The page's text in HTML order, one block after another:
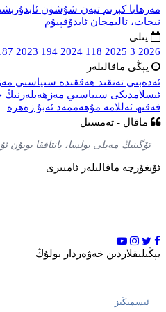
مەرھابا كېرىم تيەن شۇشۈن
نىجات، ئالىمجان ئابدۇقېيۇم
يىلى
2026
3
2025
118
2024
194
2023
يېڭى ماقالىلەر
ئەدەبىي تەنقىد ھەققىدە سىياسىي
ئىسلامدىكى سىياسىي مەزھەبلەرنىڭ
فەقىھ ئەللامە مۇھەممەد ئەبۇ زەھرە
ماقال - تەمسىل
تۆگىنىڭ مەيلى بولسا، يانتاققا بويۇن
ئۇيغۇرچە ماقالىلەر ئامبىرى
يېڭىلىقلاردىن خەۋەردار بولۇڭ